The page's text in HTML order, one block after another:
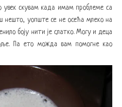
увек скувам када имам проблеме са
нешто, уопште се не осећа млеко на
боју нити је слатко. Могу и деца
Па ето можда вам помогне као